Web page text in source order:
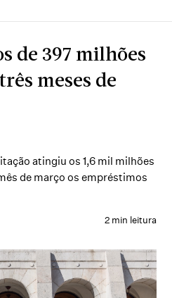
de 397 milhões
meses de
atingiu os 1,6 mil milhões
de março os empréstimos
2 min leitura